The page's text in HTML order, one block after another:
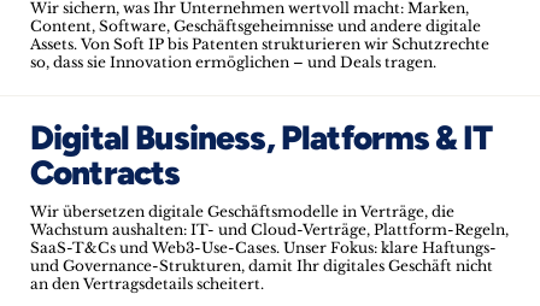
Wir sichern, was Ihr Unternehmen wertvoll macht: Marken,
Content, Software, Geschäftsgeheimnisse und andere digitale
Assets. Von Soft IP bis Patenten strukturieren wir Schutzrechte
so, dass sie Innovation ermöglichen – und Deals tragen.
Digital Business, Platforms & IT
Contracts
Wir übersetzen digitale Geschäftsmodelle in Verträge, die
Wachstum aushalten: IT- und Cloud-Verträge, Plattform-Regeln,
SaaS-T&Cs und Web3-Use-Cases. Unser Fokus: klare Haftungs-
und Governance-Strukturen, damit Ihr digitales Geschäft nicht
an den Vertragsdetails scheitert.